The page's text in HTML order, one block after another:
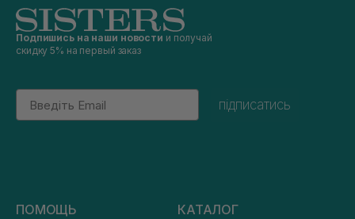
Подпишись на наши новости и получай
скидку 5% на первый заказ
Email
підписатись
ПОМОЩЬ КАТАЛОГ